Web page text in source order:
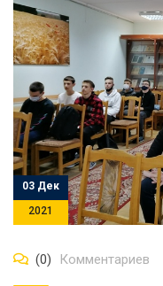
03 Дек
2021
(0) Комментариев